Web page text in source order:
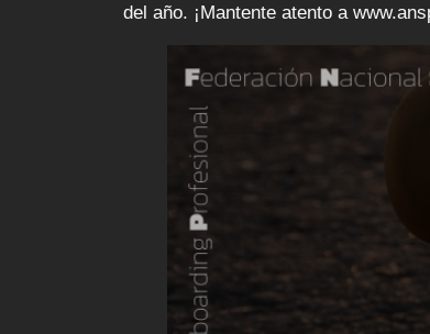
del año. ¡Mantente atento a